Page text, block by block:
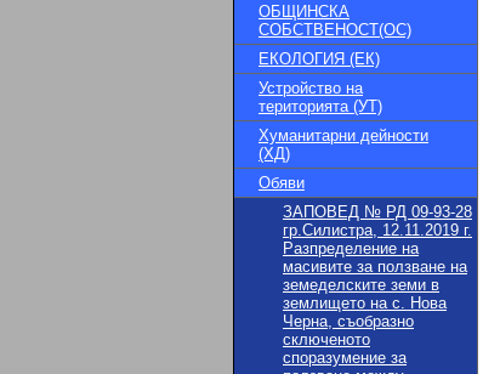
ОБЩИНСКА
СОБСТВЕНОСТ(ОС)
ЕКОЛОГИЯ (ЕК)
Устройство на
територията (УТ)
Хуманитарни дейности
(ХД)
Обяви
ЗАПОВЕД № РД 09-93-28
гр.Силистра, 12.11.2019 г.
Разпределение на
масивите за ползване на
земеделските земи в
землището на с. Нова
Черна, съобразно
сключеното
споразумение за